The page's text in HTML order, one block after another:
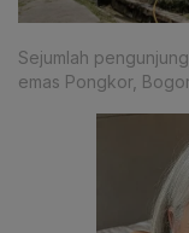
Sejumlah
emas Pongkor,